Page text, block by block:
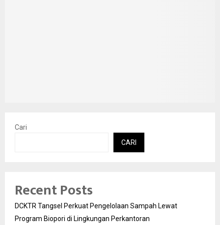
Cari
CARI
Recent Posts
DCKTR Tangsel Perkuat Pengelolaan Sampah Lewat
Program Biopori di Lingkungan Perkantoran